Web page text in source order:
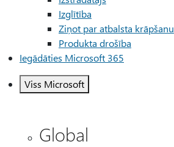
Izglītība
Ziņot par atbalsta krāpšanu
Produkta drošība
Iegādāties Microsoft 365
Viss Microsoft
Global